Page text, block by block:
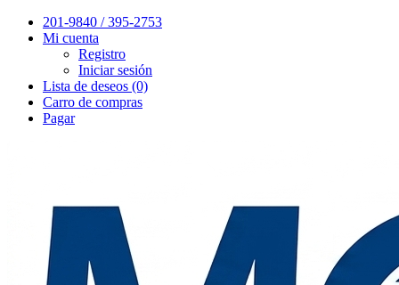
201-9840 / 395-2753
Mi cuenta
Registro
Iniciar sesión
Lista de deseos (0)
Carro de compras
Pagar